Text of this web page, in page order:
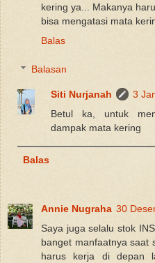
kering ya... Makanya
bisa mengatasi mata
Balas
Balasan
Siti Nurjanah
3
Betul ka, untuk
dampak mata kering
Balas
Annie Nugraha 30
Saya juga selalu stok
banget manfaatnya saat
harus kerja di depan